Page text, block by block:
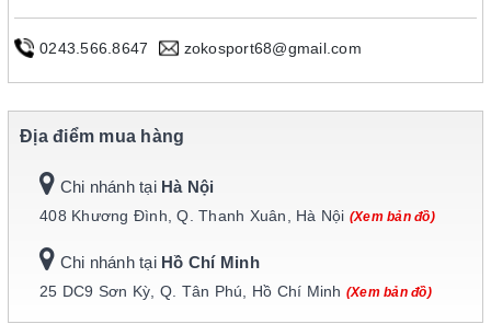
0243.566.8647 zokosport68@gmail.com
Địa điểm mua hàng
Chi nhánh tại Hà Nội
408 Khương Đình, Q. Thanh Xuân, Hà Nội (Xem bản đồ)
Chi nhánh tại Hồ Chí Minh
25 DC9 Sơn Kỳ, Q. Tân Phú, Hồ Chí Minh (Xem bản đồ)